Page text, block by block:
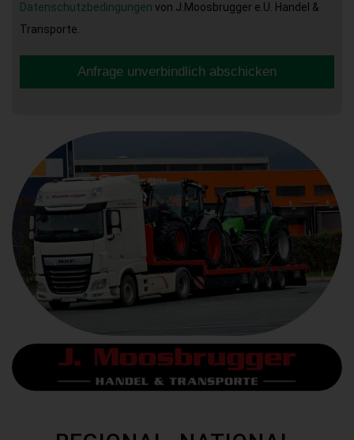
Datenschutzbedingungen von J.Moosbrugger e.U. Handel &
Transporte.
Anfrage unverbindlich abschicken